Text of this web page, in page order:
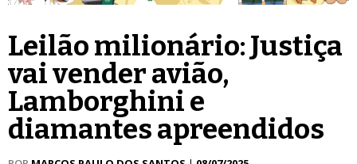
Leilão milionário: Justiça
vai vender avião,
Lamborghini e
diamantes apreendidos